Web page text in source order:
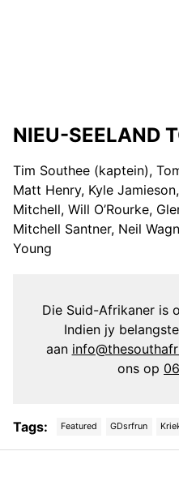
NIEU-SEELAND
Tim Southee (kaptein),
Matt Henry, Kyle
Mitchell, Will O’Rourke,
Mitchell Santner, Neil
Young
Die Suid-Afrikaner is
Indien jy
aan
ons op
Tags: Featured GDsrfrun